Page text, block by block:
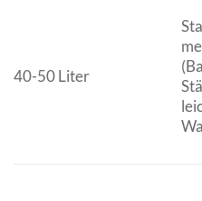
40-50 Liter